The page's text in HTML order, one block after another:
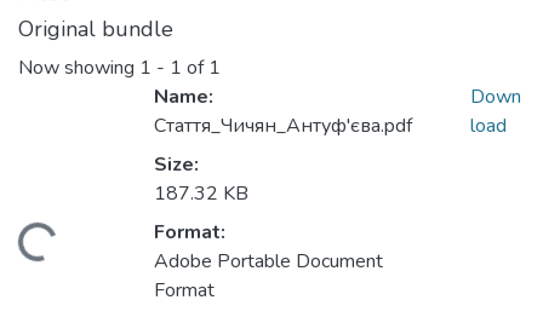
Original bundle
Now showing 1 - 1 of 1
Name:
Стаття_Чичян_Антуф'єва.pdf
Size:
187.32 KB
Format:
Adobe Portable Document
Format
Down
load